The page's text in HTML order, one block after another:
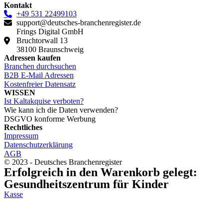
Kontakt
+49 531 22499103
support@deutsches-branchenregister.de
Frings Digital GmbH
Bruchtorwall 13
38100 Braunschweig
Adressen kaufen
Branchen durchsuchen
B2B E-Mail Adressen
Kostenfreier Datensatz
WISSEN
Ist Kaltakquise verboten?
Wie kann ich die Daten verwenden?
DSGVO konforme Werbung
Rechtliches
Impressum
Datenschutzerklärung
AGB
© 2023 - Deutsches Branchenregister
Erfolgreich in den Warenkorb gelegt:
Gesundheitszentrum für Kinder
Kasse